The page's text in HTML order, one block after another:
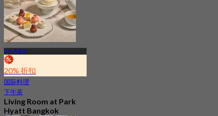
BTS 奔集站
20% 折扣
国际料理
下午茶
Living Room at Park
Hyatt Bangkok